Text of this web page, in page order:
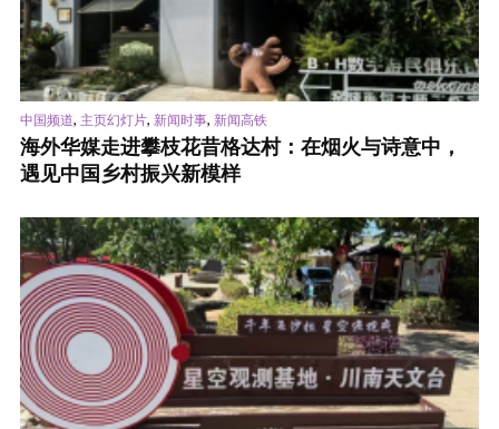
中国频道, 主页幻灯片, 新闻时事, 新闻高铁
海外华媒走进攀枝花昔格达村：在烟火与诗意中，
遇见中国乡村振兴新模样